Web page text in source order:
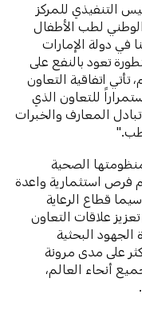
التنفيذي للمركز
لطب الأطفال
في دولة الإمارات
تعود بالنفع على
اتفاقية التعاون
للتعاون الذي
تبادل المعارف والخبرات
الصحية
فرص استثمارية واعدة
قطاع الرعاية
علاقات التعاون
الجهود البحثية
على مدى مرونة
أنحاء العالم،